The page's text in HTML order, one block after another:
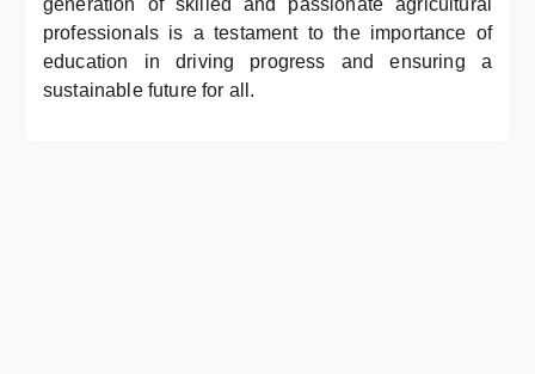
generation of skilled and passionate agricultural
professionals is a testament to the importance of
education in driving progress and ensuring a
sustainable future for all.